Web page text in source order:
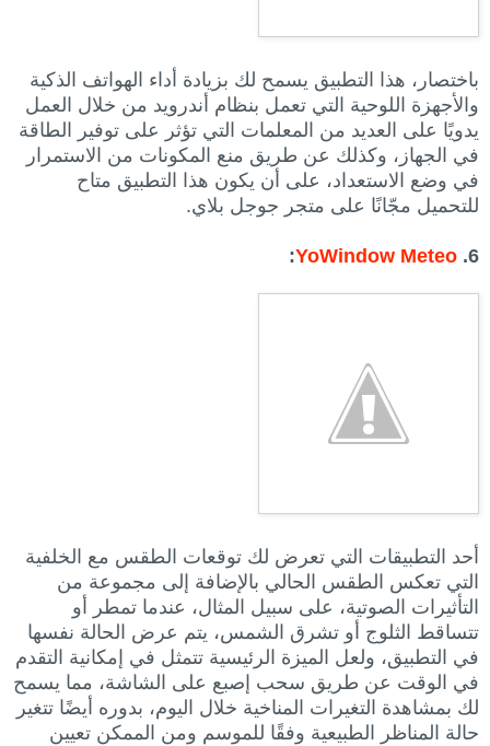
باختصار، هذا التطبيق يسمح لك بزيادة أداء الهواتف الذكية
والأجهزة اللوحية التي تعمل بنظام أندرويد من خلال العمل
يدويًا على العديد من المعلمات التي تؤثر على توفير الطاقة
في الجهاز، وكذلك عن طريق منع المكونات من الاستمرار
في وضع الاستعداد، على أن يكون هذا التطبيق متاح
للتحميل مجّانًا على متجر جوجل بلاي.
6.
YoWindow Meteo
:
أحد التطبيقات التي تعرض لك توقعات الطقس مع الخلفية
التي تعكس الطقس الحالي بالإضافة إلى مجموعة من
التأثيرات الصوتية، على سبيل المثال، عندما تمطر أو
تتساقط الثلوج أو تشرق الشمس، يتم عرض الحالة نفسها
في التطبيق، ولعل الميزة الرئيسية تتمثل في إمكانية التقدم
في الوقت عن طريق سحب إصبع على الشاشة، مما يسمح
لك بمشاهدة التغيرات المناخية خلال اليوم، بدوره أيضًا تتغير
حالة المناظر الطبيعية وفقًا للموسم ومن الممكن تعيين